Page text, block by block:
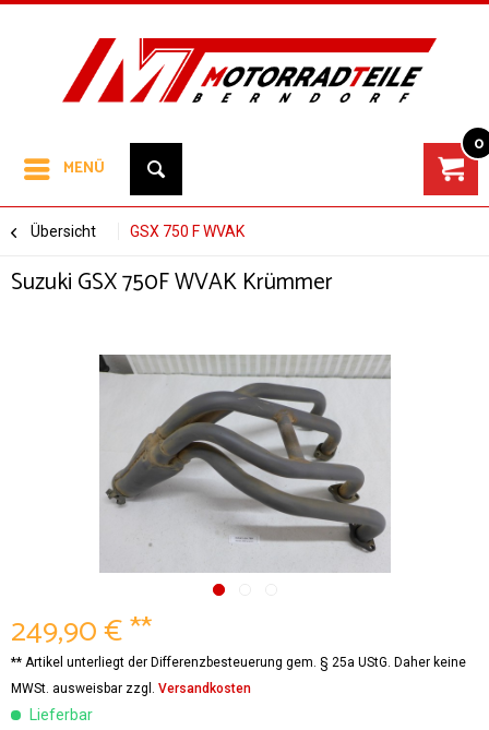
MENÜ
0
Übersicht GSX 750 F WVAK
Suzuki GSX 750F WVAK Krümmer
249,90 € **
** Artikel unterliegt der Differenzbesteuerung gem. § 25a UStG. Daher keine
MWSt. ausweisbar zzgl. Versandkosten
Lieferbar